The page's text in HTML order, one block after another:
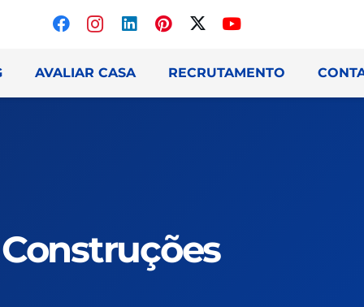
AVALIAR CASA RECRUTAMENTO